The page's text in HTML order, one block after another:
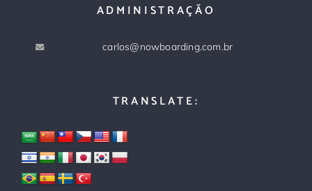
ADMINISTRAÇÃO
carlos@nowboarding.com.br
TRANSLATE: